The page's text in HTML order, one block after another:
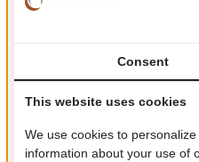
Consent
This website uses cookies
We use cookies to
information about your use of